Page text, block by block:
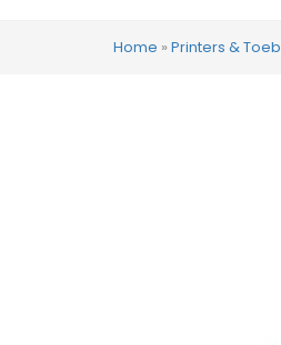
Home » Printers &